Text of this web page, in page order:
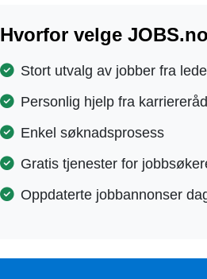
Hvorfor velge
Stort utvalg av jobber fra
Personlig hjelp fra
Enkel søknadsprosess
Gratis tjenester for
Oppdaterte jobbannonser